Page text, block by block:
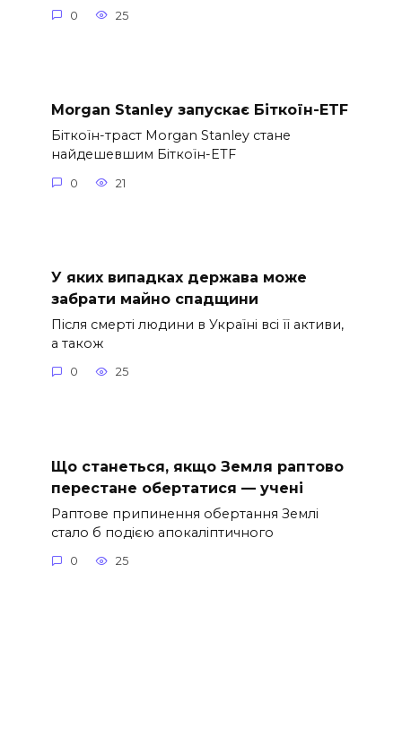
0 25
Morgan Stanley запускає Біткоїн-ETF
Біткоїн-траст Morgan Stanley стане
найдешевшим Біткоїн-ETF
0 21
У яких випадках держава може
забрати майно спадщини
Після смерті людини в Україні всі її активи,
а також
0 25
Що станеться, якщо Земля раптово
перестане обертатися — учені
Раптове припинення обертання Землі
стало б подією апокаліптичного
0 25